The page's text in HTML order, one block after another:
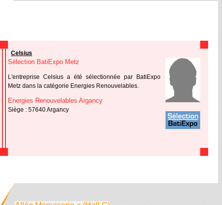
Celsius
Sélection BatiExpo Metz
L'entreprise Celsius a été sélectionnée par BatiExpo
Metz dans la catégorie Energies Renouvelables.
Energies Renouvelables Argancy
Siège : 57640 Argancy